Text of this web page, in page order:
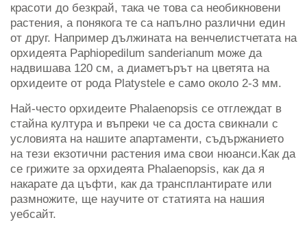
красоти до безкрай, така че това са необикновени
растения, а понякога те са напълно различни един
от друг. Например дължината на венчелистчетата на
орхидеята Paphiopedilum sanderianum може да
надвишава 120 см, а диаметърът на цветята на
орхидеите от рода Platystele е само около 2-3 мм.
Най-често орхидеите Phalaenopsis се отглеждат в
стайна култура и въпреки че са доста свикнали с
условията на нашите апартаменти, съдържанието
на тези екзотични растения има свои нюанси.Как да
се грижите за орхидеята Phalaenopsis, как да я
накарате да цъфти, как да трансплантирате или
размножите, ще научите от статията на нашия
уебсайт.